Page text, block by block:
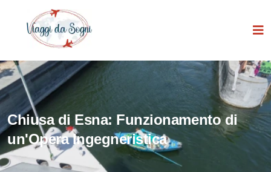
Chiusa di Esna: Funzionamento di
un'Opera Ingegneristica